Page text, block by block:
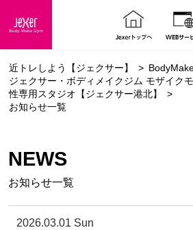
近トレしよう【ジェクサー】
ジェクサー・ボディメイクジム モザイク
性専用スタジオ【ジェクサー港北】
お知らせ一覧
NEWS
お知らせ一覧
2026.03.01 Sun